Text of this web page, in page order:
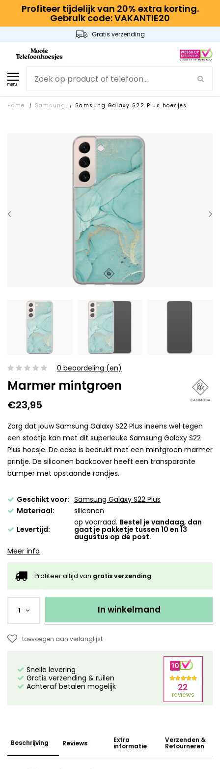
Profiteer tijdelijk van 20% extra korting.
Gebruik code: VAKANTIE20
Gratis verzending
menu
Home / Samsung / Samsung Galaxy S22 Plus hoesjes
0 beoordeling (en)
Marmer mintgroen
€23,95
Zorg dat jouw Samsung Galaxy S22 Plus ineens wel tegen
een stootje kan met dit superleuke Samsung Galaxy S22
Plus hoesje. De case is bedrukt met een mintgroen marmer
printje. De siliconen backcover heeft een transparante
bumper met opstaande randjes.
Geschikt voor: Samsung Galaxy S22 Plus
Materiaal:
siliconen
Levertijd:
op voorraad. Bestel je vandaag, dan
gaat je pakketje tussen 10 en 13
augustus op de post.
Meer info
Profiteer altijd van gratis verzending
1 In winkelmand
toevoegen aan verlanglijst
Snelle levering
Gratis verzending & ruilen
Achteraf betalen mogelijk
Beschrijving Reviews Extra
informatie
Verzenden &
Retourneren